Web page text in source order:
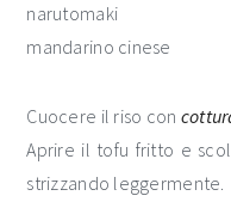
narutomaki
mandarino cinese
Cuocere il riso con
Aprire il tofu fritto e
strizzando leggermente.